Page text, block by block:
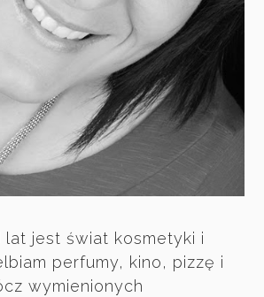
lat jest świat kosmetyki i
perfumy, kino, pizzę i
wymienionych